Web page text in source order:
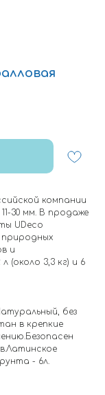
компании
30 мм. В продаже
UDeco
и
(около 3,3 кг) и 6
без
в крепкие
- 6л.